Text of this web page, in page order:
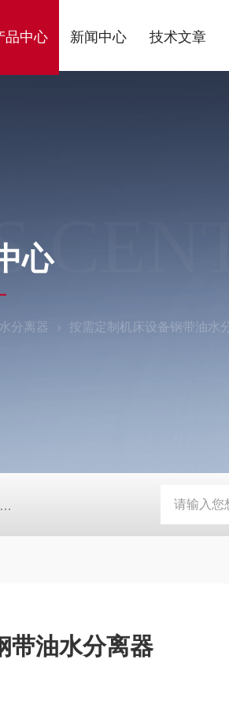
品中心 新闻中心 技术文章
心
分离器 按需定制机床设备钢带油水
定做机床链板式排屑器 定制磨床纸带
带油水分离器